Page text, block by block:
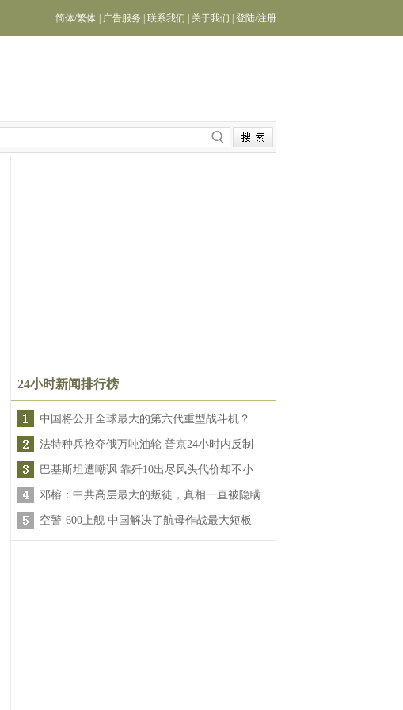
简体/繁体 广告服务 联系我们 关于我们 登陆/注册
24小时新闻排行榜
中国将公开全球最大的第六代重型战斗机？
法特种兵抢夺俄万吨油轮 普京24小时内反制
巴基斯坦遭嘲讽 靠歼10出尽风头代价却不小
邓榕：中共高层最大的叛徒，真相一直被隐瞒
空警-600上舰 中国解决了航母作战最大短板